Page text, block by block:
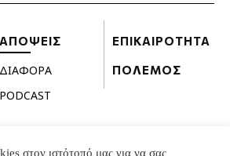
ΑΠΟΨΕΙΣ
ΔΙΑΦΟΡΑ
PODCAST
ΕΠΙΚΑΙΡΟΤΗΤΑ
ΠΟΛΕΜΟΣ
στον ιστότοπό μας για να σας